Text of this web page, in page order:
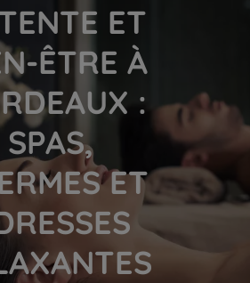
ET
ÊTRE À
:
SPAS,
ET